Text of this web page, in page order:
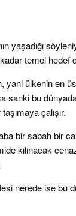
yaşadığı
temel hedef
yani ülkenin en
sanki bu
çalışır.
bir sabah bir
kılınacak
nerede ise